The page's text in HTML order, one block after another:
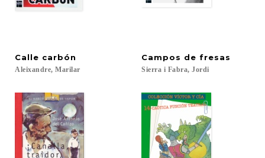
Calle carbón
Aleixandre, Marilar
Campos de fresas
Sierra i Fabra, Jordi